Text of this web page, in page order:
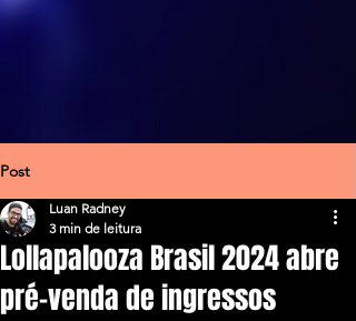
Post
Lollapalooza Brasil 2024 abre
pré-venda de ingressos
Luan Radney
3 min de leitura